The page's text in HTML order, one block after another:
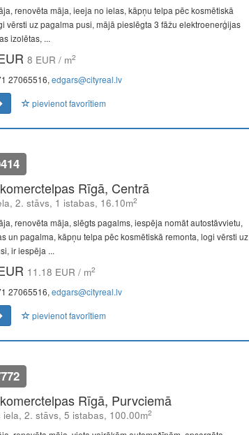
renovēta māja, ieeja no ielas, kāpņu telpa pēc kosmētiskā
vērsti uz pagalma pusi, mājā pieslēgta 3 fāžu elektroenerģijas
izolētas, ...
8 EUR / m2
27065516, edgars@cityreal.lv
pievienot favorītiem
Rīgā, Centrā
2. stāvs, 1 istabas, 16.10m2
renovēta māja, slēgts pagalms, iespēja nomāt autostāvvietu,
un pagalma, kāpņu telpa pēc kosmētiskā remonta, logi vērsti uz
ir iespēja ...
11.18 EUR / m2
27065516, edgars@cityreal.lv
pievienot favorītiem
Rīgā, Purvciemā
iela, 2. stāvs, 5 istabas, 100.00m2